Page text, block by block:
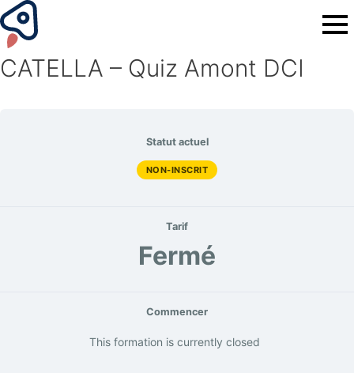
CATELLA – Quiz Amont DCI
Statut actuel
NON-INSCRIT
Tarif
Fermé
Commencer
This formation is currently closed